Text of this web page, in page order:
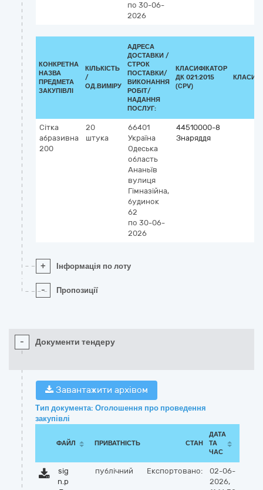
по 30-06-
2026
КОНКРЕТНА
НАЗВА
ПРЕДМЕТА
ЗАКУПІВЛІ
КІЛЬКІСТЬ
/
ОД.ВИМІРУ
АДРЕСА
ДОСТАВКИ /
СТРОК
ПОСТАВКИ/
ВИКОНАННЯ
РОБІТ/
НАДАННЯ
ПОСЛУГ:
КЛАСИФІКАТОР
ДК 021:2015
(CPV)
Сітка
абразивна
200
20
штука
66401
Україна
Одеська
область
Ананьїв
вулиця
Гімназійна,
будинок
62
по 30-06-
2026
44510000-8
Знаряддя
+ Інформація по лоту
- Пропозиції
- Документи тендеру
Завантажити архівом
Тип документа: Оголошення про проведення
закупівлі
ФАЙЛ ПРИВАТНІСТЬ СТАН
ДАТА
ТА
ЧАС
sig
n.p
публічний Експортовано:
02-06-
2026,